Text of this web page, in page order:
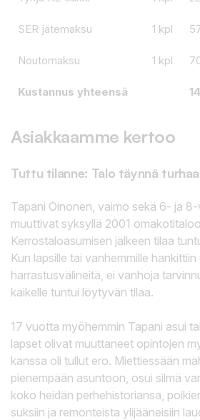
SER jätemaksu 1 kpl
Noutomaksu 1 kpl
Kustannus yhteensä
Asiakkaamme kertoo
Tuttu tilanne: Talo täynnä
Tapani Oinonen, vaimo sekä 6- ja
muuttivat syksyllä 2001
Kerrostaloasumisen jälkeen tilaa
Kun lapsille tai vanhemmille hankittiin
harrastusvälineitä, ei vanhoja
kaikelle tuntui löytyvän tilaa.
17 vuotta myöhemmin Tapani asui
lapset olivat muuttaneet opintojen
kanssa oli tullut ero. Miettiessään
pienempään asuntoon, osui silmä
koko heidän perhehistoriansa,
suksiin ja remonteista ylijääneisiin